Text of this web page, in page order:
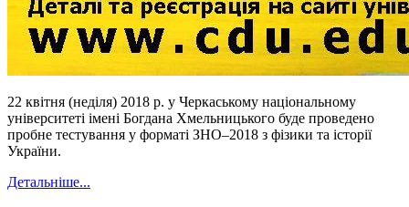
22 квітня (неділя) 2018 р. у Черкаському національному
університеті імені Богдана Хмельницького буде проведено
пробне тестування у форматі ЗНО–2018 з фізики та історії
України.
Детальніше...